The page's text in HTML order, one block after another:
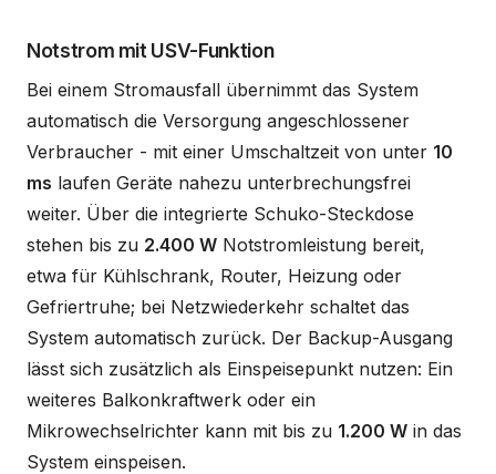
Notstrom mit USV-Funktion
Bei einem Stromausfall übernimmt das System
automatisch die Versorgung angeschlossener
Verbraucher - mit einer Umschaltzeit von unter 10
ms laufen Geräte nahezu unterbrechungsfrei
weiter. Über die integrierte Schuko-Steckdose
stehen bis zu 2.400 W Notstromleistung bereit,
etwa für Kühlschrank, Router, Heizung oder
Gefriertruhe; bei Netzwiederkehr schaltet das
System automatisch zurück. Der Backup-Ausgang
lässt sich zusätzlich als Einspeisepunkt nutzen: Ein
weiteres Balkonkraftwerk oder ein
Mikrowechselrichter kann mit bis zu 1.200 W in das
System einspeisen.